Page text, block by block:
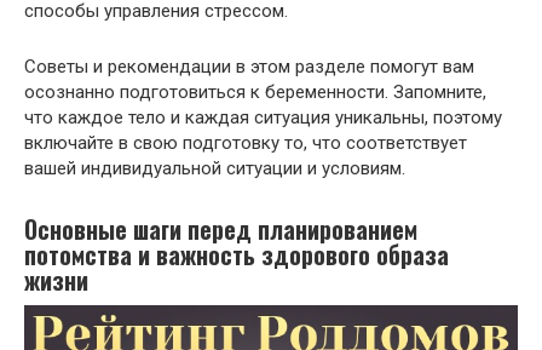
способы управления стрессом.
Советы и рекомендации в этом разделе помогут вам
осознанно подготовиться к беременности. Запомните,
что каждое тело и каждая ситуация уникальны, поэтому
включайте в свою подготовку то, что соответствует
вашей индивидуальной ситуации и условиям.
Основные шаги перед планированием
потомства и важность здорового образа
жизни